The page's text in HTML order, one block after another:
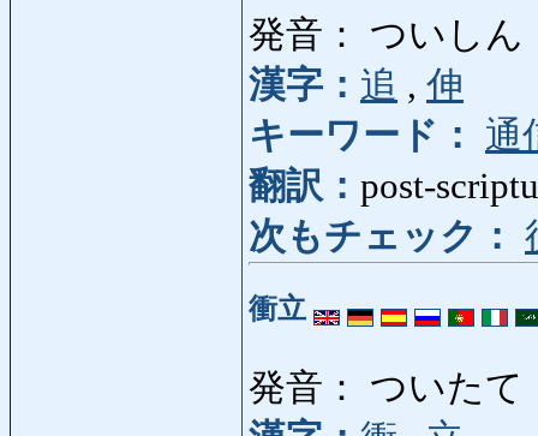
発音： ついしん
漢字： 追 , 伸
キーワード：
通
翻訳： post-
次もチェック：
衝立
発音： ついたて